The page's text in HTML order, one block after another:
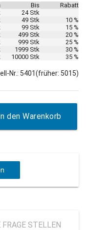
Bis
Rabatt
24 Stk
49 Stk
10 %
99 Stk
15 %
499 Stk
20 %
999 Stk
25 %
1999 Stk
30 %
10000 Stk 35 %
Nr.: 5401(früher: 5015)
den Warenkorb
FRAGE STELLEN